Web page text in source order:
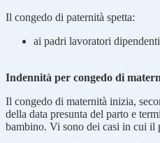
Il congedo di paternità spetta:
ai padri lavoratori
Indennità per congedo di
Il congedo di maternità inizia,
della data presunta del parto e
bambino. Vi sono dei casi in cui il